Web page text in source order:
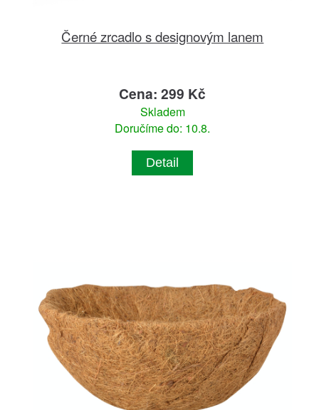
Černé zrcadlo s designovým lanem
Cena: 299 Kč
Skladem
Doručíme do: 10.8.
Detail